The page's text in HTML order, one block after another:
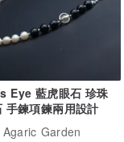
Eye 藍虎眼石 珍珠
手鍊項鍊兩用設計
Agaric Garden